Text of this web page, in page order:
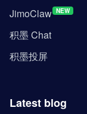
JimoClaw NEW
积墨 Chat
积墨投屏
Latest blog